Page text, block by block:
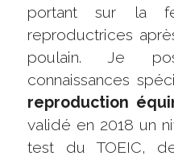
portant sur la
reproductrices
poulain. Je
reproduction
validé en 2018 un
test du TOEIC,